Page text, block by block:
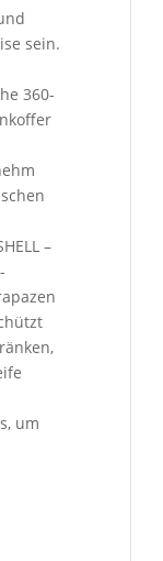
sein.
360-
–
um